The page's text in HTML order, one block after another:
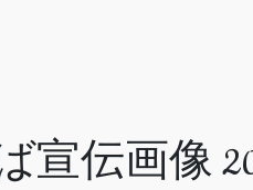
宣伝画像